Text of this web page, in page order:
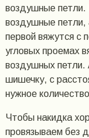
воздушные петли.
воздушные петли,
первой вяжутся с
угловых проемах
воздушных петли.
шишечку, с
нужное
Чтобы накидка
провязываем без